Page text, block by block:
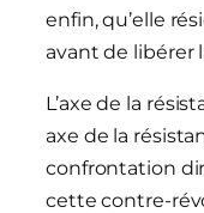
enfin, qu’elle
avant de libérer
L’axe de la
axe de la
confrontation
cette contre-